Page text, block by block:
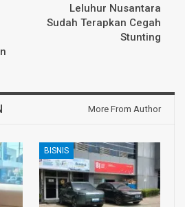
Leluhur Nusantara
Sudah Terapkan Cegah
Stunting
More From Author
BISNIS